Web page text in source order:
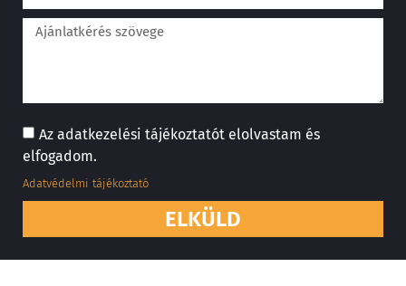
Az adatkezelési tájékoztatót elolvastam és
elfogadom.
Adatvédelmi tájékoztató
ELKÜLD